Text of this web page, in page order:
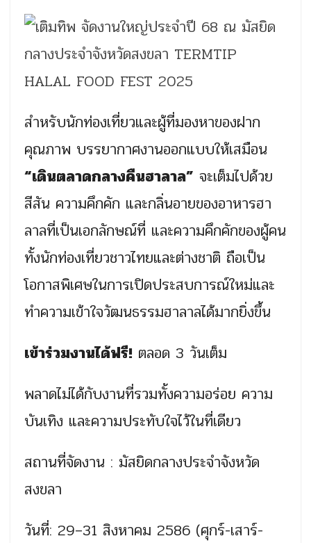
สำหรับนักท่องเที่ยวและผู้ที่มองหาของฝาก
คุณภาพ บรรยากาศงานออกแบบให้เสมือน
“เดินตลาดกลางคืนฮาลาล” จะเต็มไปด้วย
สีสัน ความคึกคัก และกลิ่นอายของอาหารฮา
ลาลที่เป็นเอกลักษณ์ที่ และความคึกคักของผู้คน
ทั้งนักท่องเที่ยวชาวไทยและต่างชาติ ถือเป็น
โอกาสพิเศษในการเปิดประสบการณ์ใหม่และ
ทำความเข้าใจวัฒนธรรมฮาลาลได้มากยิ่งขึ้น
เข้าร่วมงานได้ฟรี! ตลอด 3 วันเต็ม
พลาดไม่ได้กับงานที่รวมทั้งความอร่อย ความ
บันเทิง และความประทับใจไว้ในที่เดียว
สถานที่จัดงาน : มัสยิดกลางประจำจังหวัด
สงขลา
วันที่: 29–31 สิงหาคม 2586 (ศุกร์-เสาร์-